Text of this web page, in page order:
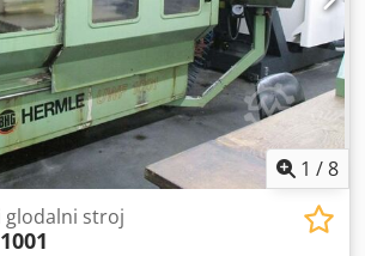
1 /8
glodalni stroj